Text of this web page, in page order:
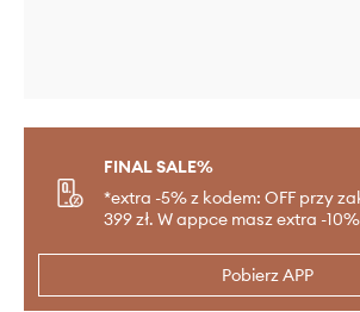
FINAL SALE%
*extra -5% z kodem: OFF przy
399 zł. W appce masz extra -
Pobierz APP